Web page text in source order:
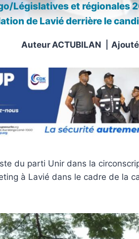
Législatives et régionales
de Lavié derrière le
AuteurACTUBILAN
du parti Unir dans la
à Lavié dans le cadre de la